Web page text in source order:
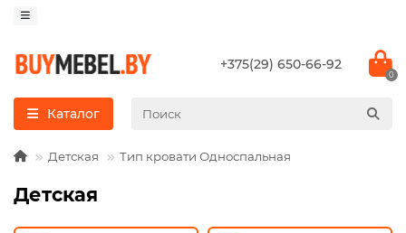
+375(29) 650-66-92
0
Каталог
Детская Тип кровати Односпальная
Детская